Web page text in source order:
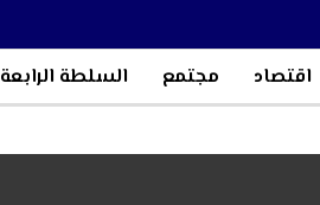
اقتصاد مجتمع السلطة الرابعة